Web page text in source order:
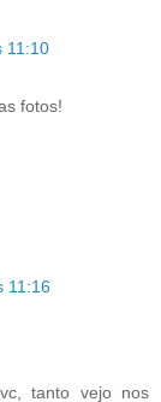
11:10
fotos!
11:16
tanto vejo nos